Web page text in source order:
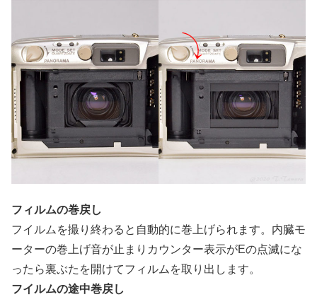
フィルムの巻戻し
フイルムを撮り終わると自動的に巻上げられます。内臓モ
ーターの巻上げ音が止まりカウンター表示がEの点滅にな
ったら裏ぶたを開けてフィルムを取り出します。
フイルムの途中巻戻し